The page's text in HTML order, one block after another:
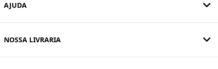
AJUDA
NOSSA LIVRARIA